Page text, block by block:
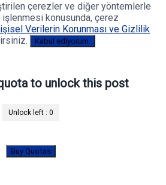
çerezler ve diğer yöntemlerle
konusunda, çerez
Verilerin Korunması ve Gizlilik
Kabul ediyorum.
to unlock this post
Unlock left : 0
Buy Quotas